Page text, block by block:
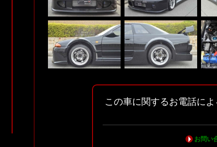
この車に関するお電話に
お問い